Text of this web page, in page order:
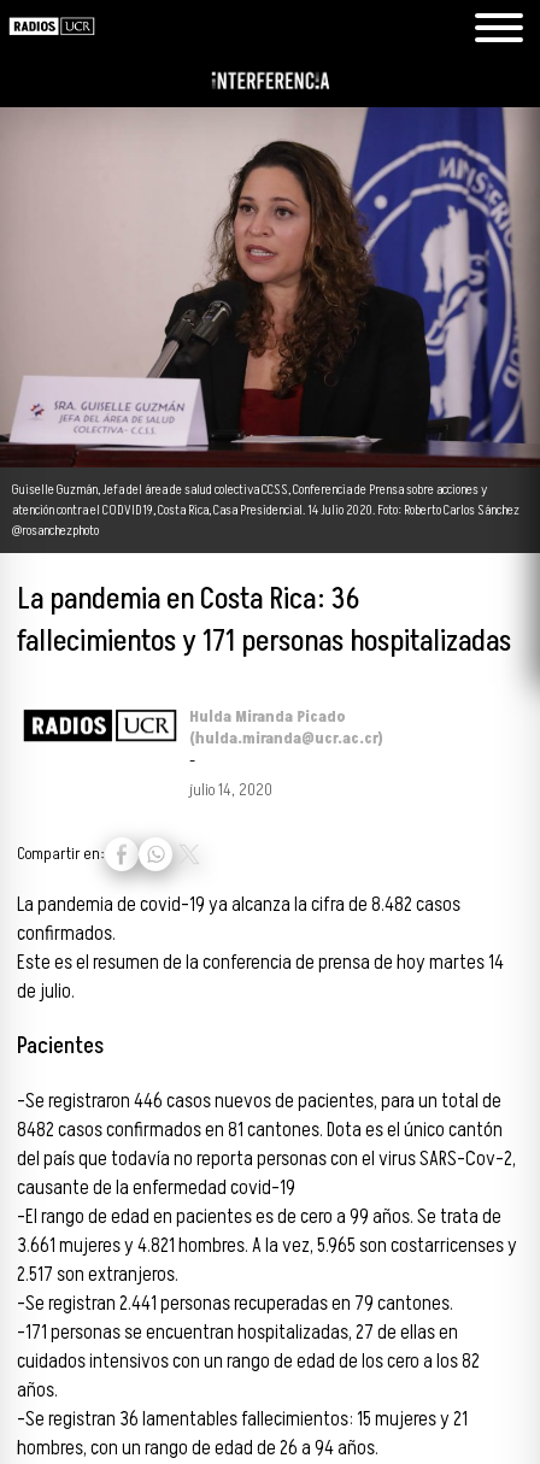
Guiselle Guzmán, Jefa del área de salud colectiva CCSS, Conferencia de Prensa sobre acciones y
atención contra el CODVID19, Costa Rica, Casa Presidencial. 14 Julio 2020. Foto: Roberto Carlos Sánchez
@rosanchezphoto
La pandemia en Costa Rica: 36
fallecimientos y 171 personas hospitalizadas
Hulda Miranda Picado
(hulda.miranda@ucr.ac.cr)
-
julio 14, 2020
Compartir en:
La pandemia de covid-19 ya alcanza la cifra de 8.482 casos
confirmados.
Este es el resumen de la conferencia de prensa de hoy martes 14
de julio.
Pacientes
-Se registraron 446 casos nuevos de pacientes, para un total de
8482 casos confirmados en 81 cantones. Dota es el único cantón
del país que todavía no reporta personas con el virus SARS-Cov-2,
causante de la enfermedad covid-19
-El rango de edad en pacientes es de cero a 99 años. Se trata de
3.661 mujeres y 4.821 hombres. A la vez, 5.965 son costarricenses y
2.517 son extranjeros.
-Se registran 2.441 personas recuperadas en 79 cantones.
-171 personas se encuentran hospitalizadas, 27 de ellas en
cuidados intensivos con un rango de edad de los cero a los 82
años.
-Se registran 36 lamentables fallecimientos: 15 mujeres y 21
hombres, con un rango de edad de 26 a 94 años.